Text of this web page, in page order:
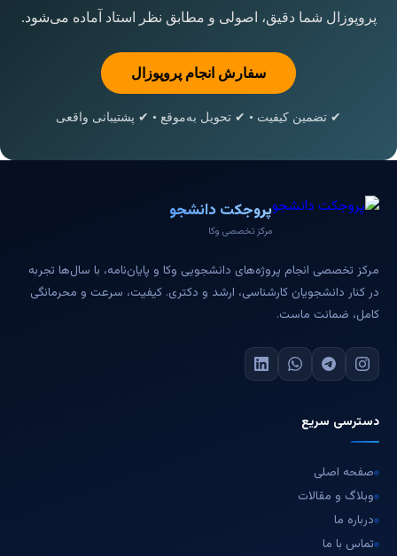
پروپوزال شما دقیق، اصولی و مطابق نظر استاد آماده می‌شود.
سفارش انجام پروپوزال
✔ تضمین کیفیت • ✔ تحویل به‌موقع • ✔ پشتیبانی واقعی
پروجکت دانشجو
مرکز تخصصی وکا
مرکز تخصصی انجام پروژه‌های دانشجویی وکا و پایان‌نامه، با سال‌ها تجربه
در کنار دانشجویان کارشناسی، ارشد و دکتری. کیفیت، سرعت و محرمانگی
کامل، ضمانت ماست.
دسترسی سریع
صفحه اصلی
وبلاگ و مقالات
درباره ما
تماس با ما